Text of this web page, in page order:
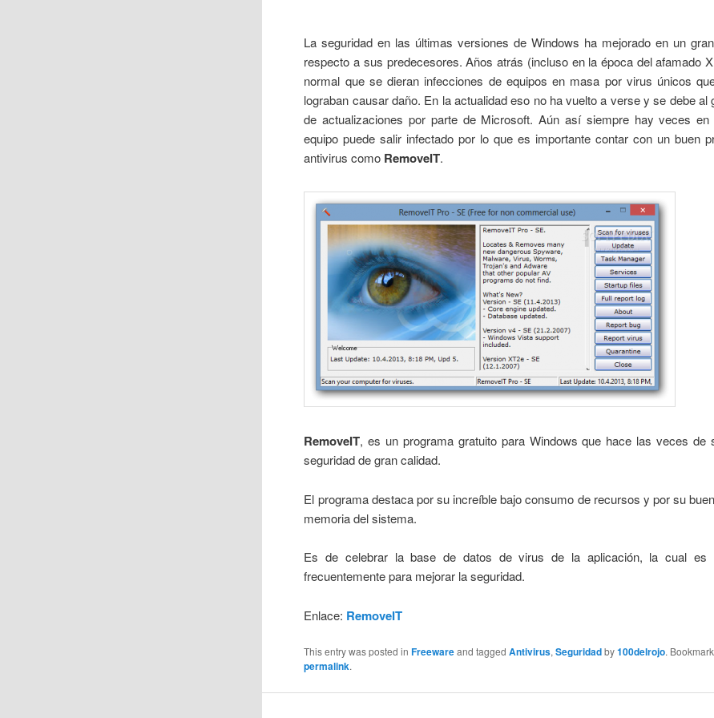
La seguridad en las últimas versiones de Windows ha mejorado en un
respecto a sus predecesores. Años atrás (incluso en la época del afamado
normal que se dieran infecciones de equipos en masa por virus únicos
lograban causar daño. En la actualidad eso no ha vuelto a verse y se debe al
de actualizaciones por parte de Microsoft. Aún así siempre hay veces
equipo puede salir infectado por lo que es importante contar con un buen
antivirus como RemoveIT.
RemoveIT, es un programa gratuito para Windows que hace las veces de
seguridad de gran calidad.
El programa destaca por su increíble bajo consumo de recursos y por su
memoria del sistema.
Es de celebrar la base de datos de virus de la aplicación, la cual es
frecuentemente para mejorar la seguridad.
Enlace: RemoveIT
This entry was posted inFreewareand taggedAntivirus,Seguridadby100delrojo.
permalink.